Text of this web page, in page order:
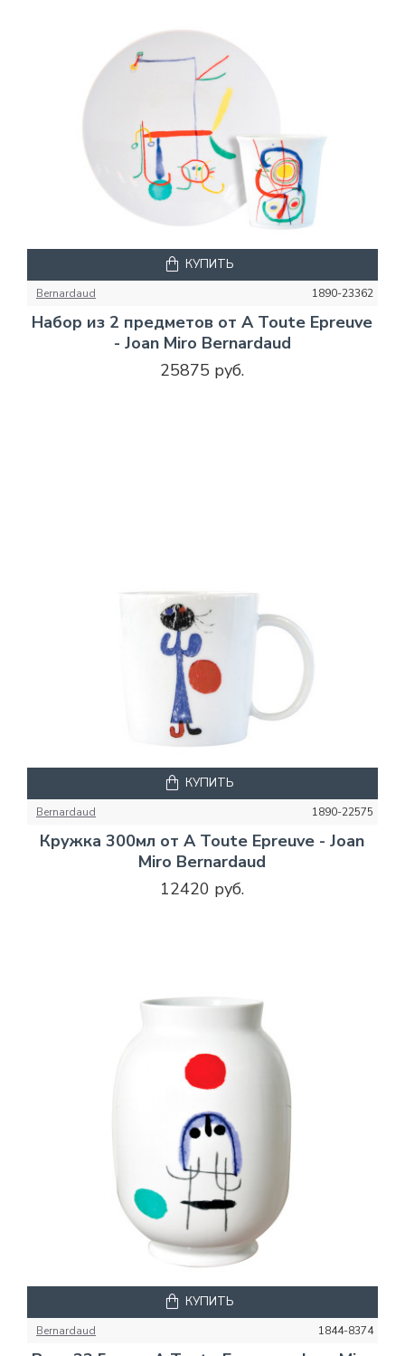
Bernardaud 1890-23362
Набор из 2 предметов от A Toute Epreuve
- Joan Miro Bernardaud
25875 руб.
КУПИТЬ
Bernardaud 1890-22575
Кружка 300мл от A Toute Epreuve - Joan
Miro Bernardaud
12420 руб.
КУПИТЬ
Bernardaud 1844-8374
КУПИТЬ